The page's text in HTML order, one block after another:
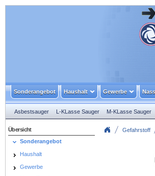
Sonderangebot Haushalt Gewerbe
Asbestsauger L-KLasse Sauger M-KLasse Sauger
Übersicht
Sonderangebot
Haushalt
Gewerbe
Gefahrstoff